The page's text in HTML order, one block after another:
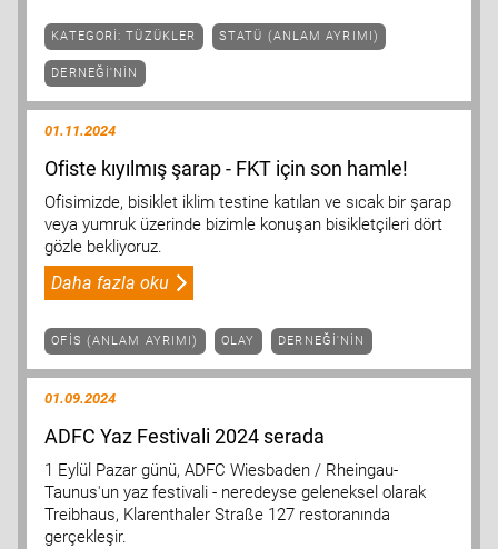
KATEGORI: TÜZÜKLER STATÜ (ANLAM AYRIMI)
DERNEĞI'NIN
01.11.2024
Ofiste kıyılmış şarap - FKT için son hamle!
Ofisimizde, bisiklet iklim testine katılan ve sıcak bir şarap
veya yumruk üzerinde bizimle konuşan bisikletçileri dört
gözle bekliyoruz.
Daha fazla oku
OFIS (ANLAM AYRIMI) OLAY DERNEĞI'NIN
01.09.2024
ADFC Yaz Festivali 2024 serada
1 Eylül Pazar günü, ADFC Wiesbaden / Rheingau-
Taunus'un yaz festivali - neredeyse geleneksel olarak
Treibhaus, Klarenthaler Straße 127 restoranında
gerçekleşir.